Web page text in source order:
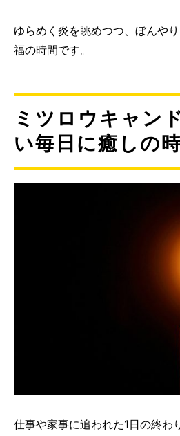
ゆらめく炎を眺めつつ、ぼんや
福の時間です。
ミツロウキャン
い毎日に癒しの
仕事や家事に追われた1日の終わ